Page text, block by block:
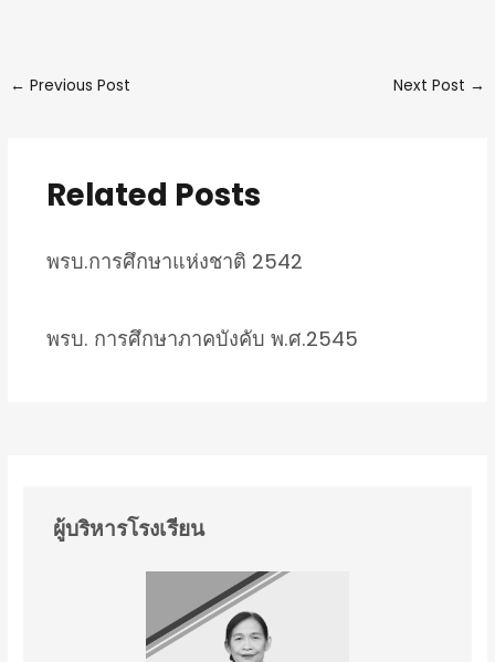
← Previous Post Next Post →
Related Posts
พรบ.การศึกษาแห่งชาติ 2542
พรบ. การศึกษาภาคบังคับ พ.ศ.2545
ผู้บริหารโรงเรียน